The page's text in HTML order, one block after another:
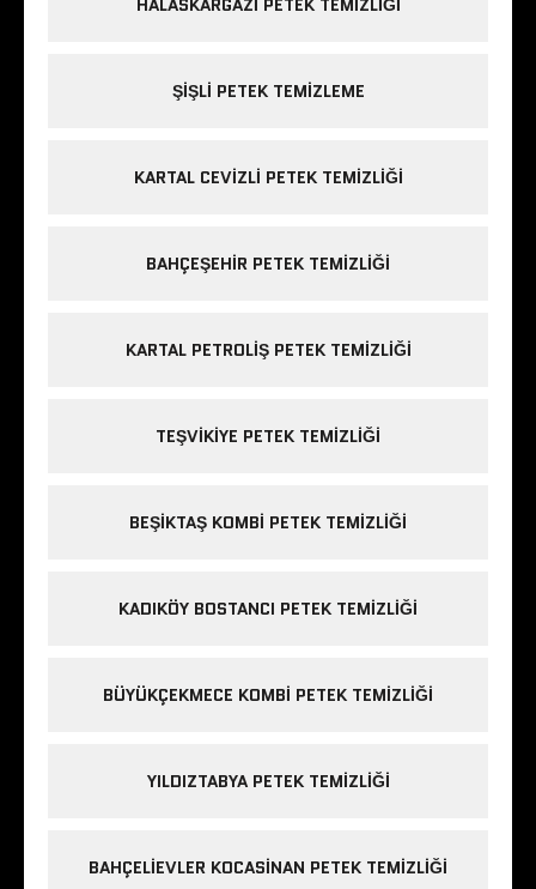
ŞIŞLI PETEK TEMIZLEME
KARTAL CEVIZLI PETEK TEMIZLIĞI
BAHÇEŞEHIR PETEK TEMIZLIĞI
KARTAL PETROLIŞ PETEK TEMIZLIĞI
TEŞVIKIYE PETEK TEMIZLIĞI
BEŞIKTAŞ KOMBI PETEK TEMIZLIĞI
KADIKÖY BOSTANCI PETEK TEMIZLIĞI
BÜYÜKÇEKMECE KOMBI PETEK TEMIZLIĞI
YILDIZTABYA PETEK TEMIZLIĞI
BAHÇELIEVLER KOCASINAN PETEK TEMIZLIĞI